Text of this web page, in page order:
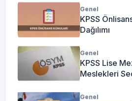
Genel
KPSS
Dağılımı
Genel
KPSS Lise
Meslekleri
Genel